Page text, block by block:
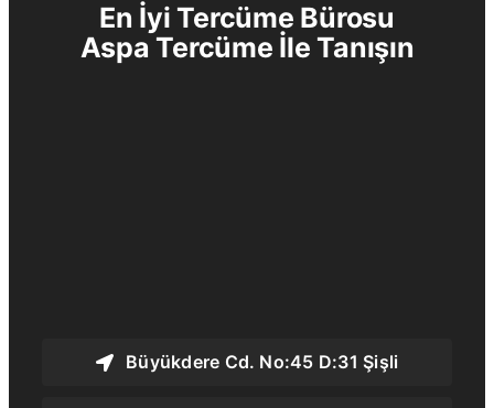
En İyi Tercüme Bürosu
Aspa Tercüme İle Tanışın
Büyükdere Cd. No:45 D:31 Şişli